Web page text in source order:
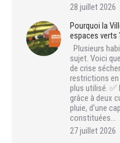
28 juillet 2026
Pourquoi la
espaces verts
Plusieurs
sujet. Voici
de crise
restrictions en
plus utilisé. ✅
grâce à deux
pluie, d’une
constituées…
27 juillet 2026